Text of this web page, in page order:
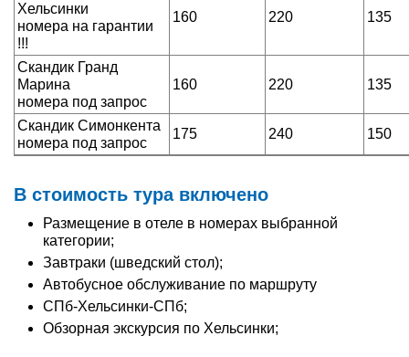
Хельсинки
номера на гарантии
!!!
160 220 135
Скандик Гранд
Марина
номера под запрос
160 220 135
Скандик Симонкента
номера под запрос
175 240 150
В стоимость тура включено
Размещение в отеле в номерах выбранной
категории;
Завтраки (шведский стол);
Автобусное обслуживание по маршруту
СПб-Хельсинки-СПб;
Обзорная экскурсия по Хельсинки;